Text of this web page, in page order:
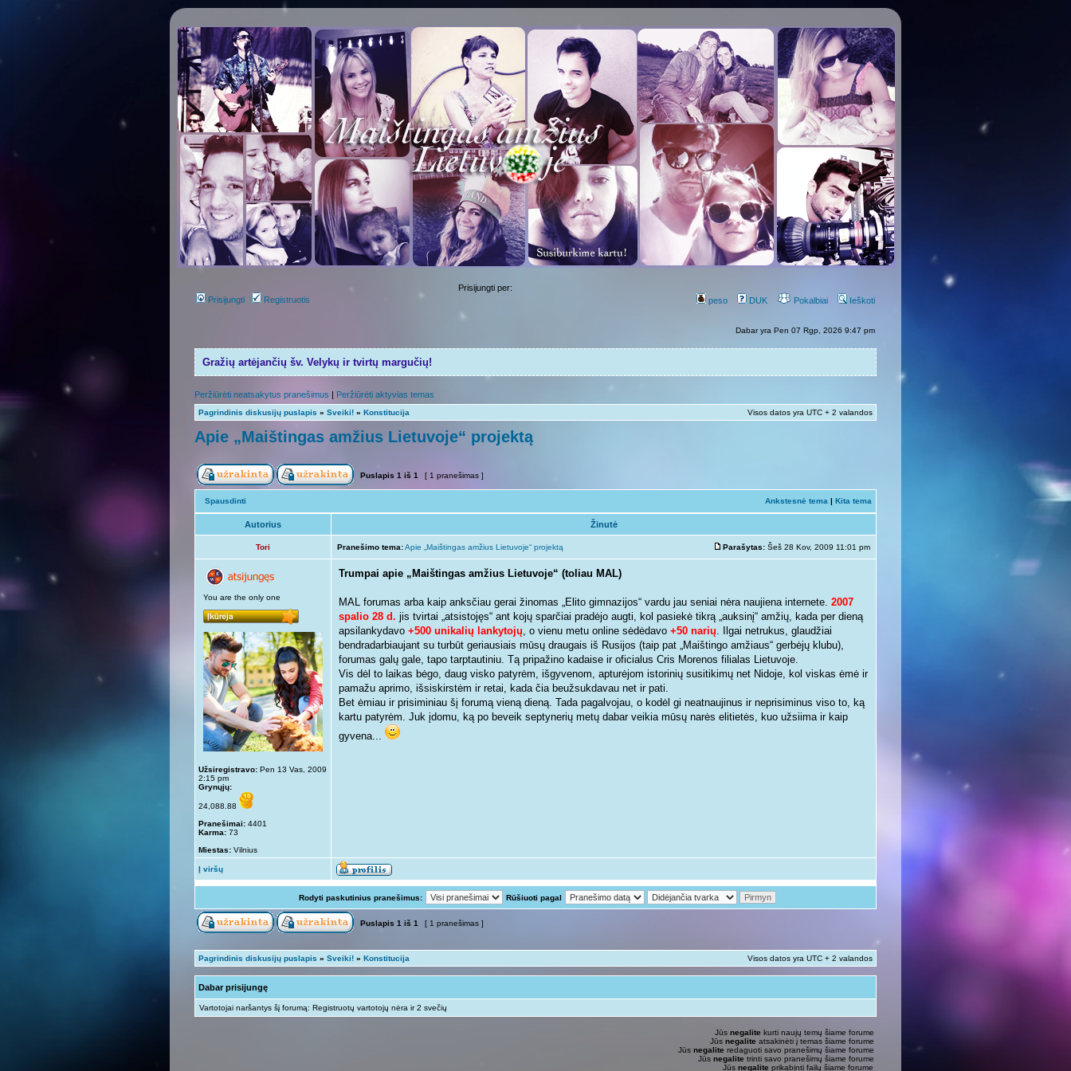
Prisijungti Registruotis
Prisijungti per:
peso
DUK Pokalbiai Ieškoti
Dabar yra Pen 07 Rgp, 2026 9:47 pm
Gražių artėjančių šv. Velykų ir tvirtų margučių!
Peržiūrėti neatsakytus pranešimus | Peržiūrėti aktyvias temas
Pagrindinis diskusijų puslapis » Sveiki! » Konstitucija Visos datos yra UTC + 2 valandos
Apie „Maištingas amžius Lietuvoje“ projektą
Puslapis 1 iš 1 [ 1 pranešimas ]
Spausdinti Ankstesnė tema | Kita tema
Autorius Žinutė
Tori Pranešimo tema:Apie „Maištingas amžius Lietuvoje“ projektą Parašytas: Šeš 28 Kov, 2009 11:01 pm
You are the only one
Užsiregistravo: Pen 13 Vas, 2009
2:15 pm
Grynųjų:
24,088.88
Pranešimai: 4401
Karma: 73
Miestas: Vilnius
Trumpai apie „Maištingas amžius Lietuvoje“ (toliau MAL)
MAL forumas arba kaip anksčiau gerai žinomas „Elito gimnazijos“ vardu jau seniai nėra naujiena internete. 2007
spalio 28 d. jis tvirtai „atsistojęs“ ant kojų sparčiai pradėjo augti, kol pasiekė tikrą „auksinį“ amžių, kada per dieną
apsilankydavo +500 unikalių lankytojų, o vienu metu online sėdėdavo +50 narių. Ilgai netrukus, glaudžiai
bendradarbiaujant su turbūt geriausiais mūsų draugais iš Rusijos (taip pat „Maištingo amžiaus“ gerbėjų klubu),
forumas galų gale, tapo tarptautiniu. Tą pripažino kadaise ir oficialus Cris Morenos filialas Lietuvoje.
Vis dėl to laikas bėgo, daug visko patyrėm, išgyvenom, apturėjom istorinių susitikimų net Nidoje, kol viskas ėmė ir
pamažu aprimo, išsiskirstėm ir retai, kada čia beužsukdavau net ir pati.
Bet ėmiau ir prisiminiau šį forumą vieną dieną. Tada pagalvojau, o kodėl gi neatnaujinus ir neprisiminus viso to, ką
kartu patyrėm. Juk įdomu, ką po beveik septynerių metų dabar veikia mūsų narės elitietės, kuo užsiima ir kaip
gyvena...
Į viršų
Rodyti paskutinius pranešimus: Rūšiuoti pagal
Puslapis 1 iš 1 [ 1 pranešimas ]
Pagrindinis diskusijų puslapis » Sveiki! » Konstitucija Visos datos yra UTC + 2 valandos
Dabar prisijungę
Vartotojai naršantys šį forumą: Registruotų vartotojų nėra ir 2 svečių
Jūs negalite kurti naujų temų šiame forume
Jūs negalite atsakinėti į temas šiame forume
Jūs negalite redaguoti savo pranešimų šiame forume
Jūs negalite trinti savo pranešimų šiame forume
Jūs negalite prikabinti failų šiame forume